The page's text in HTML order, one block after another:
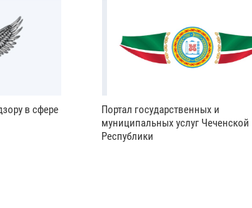
в сфере
Портал государственных и
муниципальных услуг Чеченской
Республики